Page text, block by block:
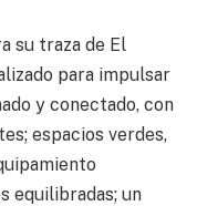
su traza de El
para impulsar
y conectado, con
espacios verdes,
equilibradas; un